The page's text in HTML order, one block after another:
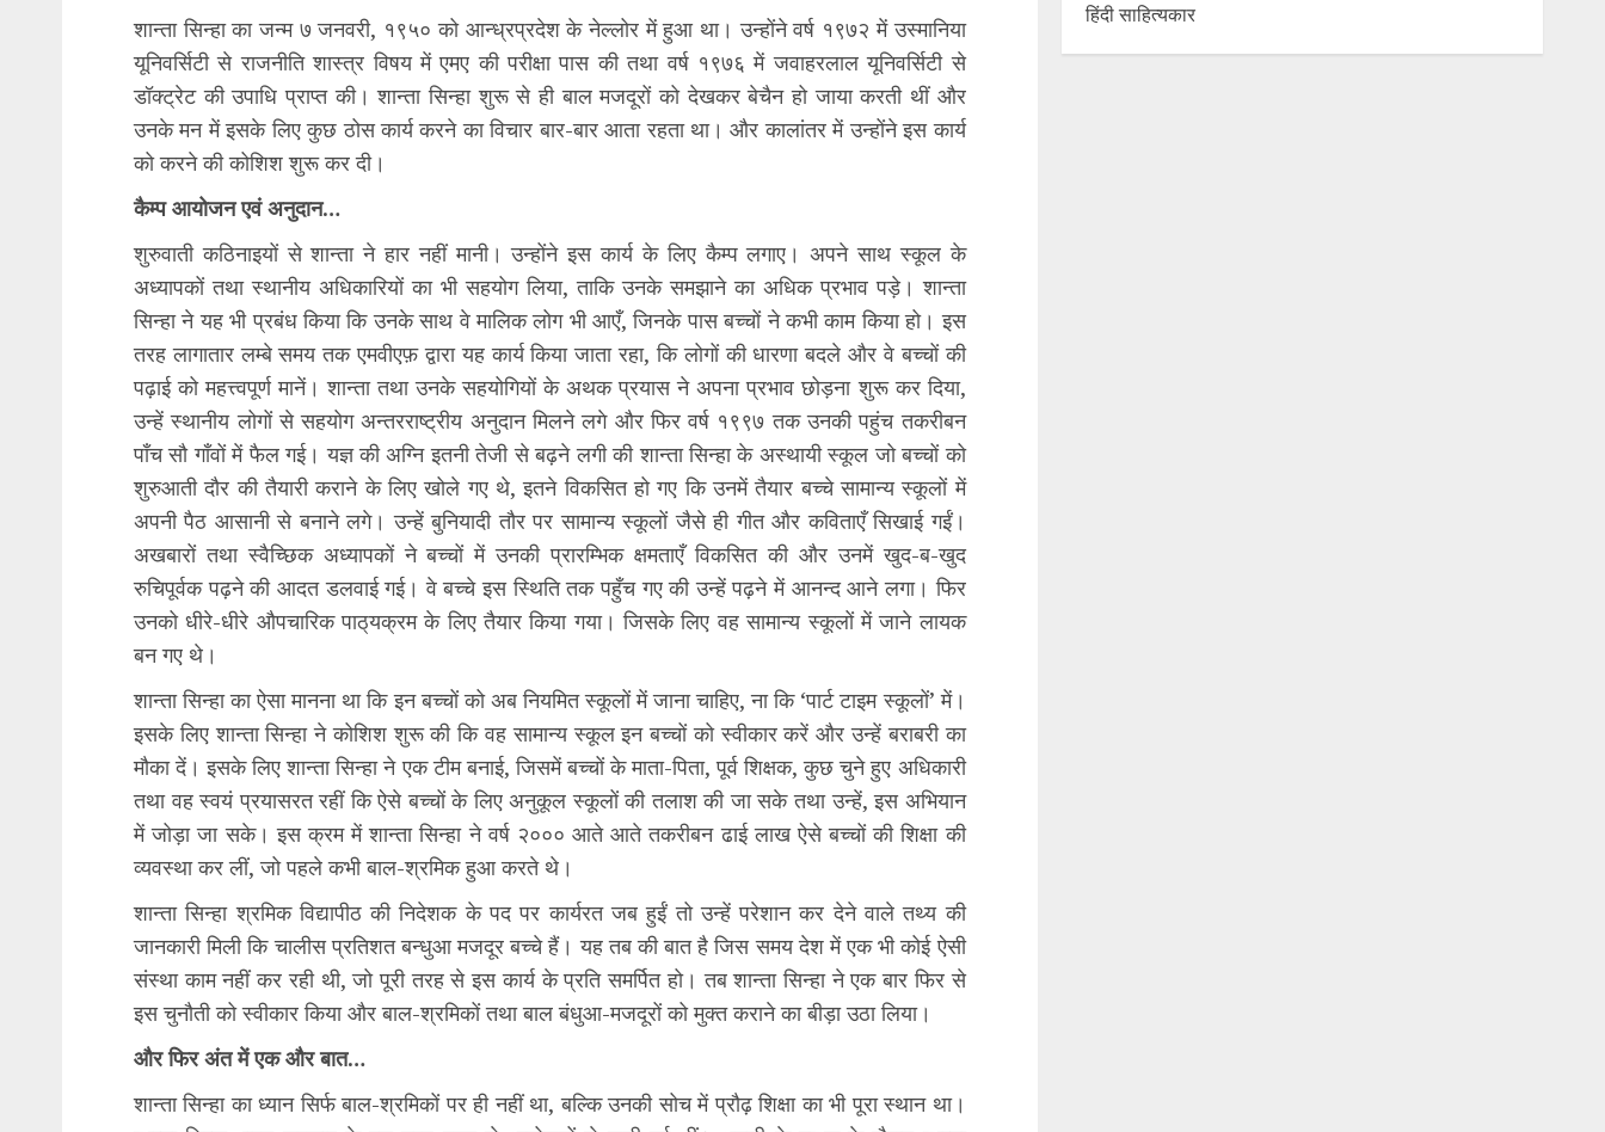
शान्ता सिन्हा का जन्म ७ जनवरी, १९५० को आन्ध्रप्रदेश के नेल्लोर में हुआ था। उन्होंने वर्ष १९७२ में उस्मानिया
यूनिवर्सिटी से राजनीति शास्त्र विषय में एमए की परीक्षा पास की तथा वर्ष १९७६ में जवाहरलाल यूनिवर्सिटी से
डॉक्ट्रेट की उपाधि प्राप्त की। शान्ता सिन्हा शुरू से ही बाल मजदूरों को देखकर बेचैन हो जाया करती थीं और
उनके मन में इसके लिए कुछ ठोस कार्य करने का विचार बार-बार आता रहता था। और कालांतर में उन्होंने इस कार्य
को करने की कोशिश शुरू कर दी।
कैम्प आयोजन एवं अनुदान…
शुरुवाती कठिनाइयों से शान्ता ने हार नहीं मानी। उन्होंने इस कार्य के लिए कैम्प लगाए। अपने साथ स्कूल के
अध्यापकों तथा स्थानीय अधिकारियों का भी सहयोग लिया, ताकि उनके समझाने का अधिक प्रभाव पड़े। शान्ता
सिन्हा ने यह भी प्रबंध किया कि उनके साथ वे मालिक लोग भी आएँ, जिनके पास बच्चों ने कभी काम किया हो। इस
तरह लागातार लम्बे समय तक एमवीएफ़ द्वारा यह कार्य किया जाता रहा, कि लोगों की धारणा बदले और वे बच्चों की
पढ़ाई को महत्त्वपूर्ण मानें। शान्ता तथा उनके सहयोगियों के अथक प्रयास ने अपना प्रभाव छोड़ना शुरू कर दिया,
उन्हें स्थानीय लोगों से सहयोग अन्तरराष्ट्रीय अनुदान मिलने लगे और फिर वर्ष १९९७ तक उनकी पहुंच तकरीबन
पाँच सौ गाँवों में फैल गई। यज्ञ की अग्नि इतनी तेजी से बढ़ने लगी की शान्ता सिन्हा के अस्थायी स्कूल जो बच्चों को
शुरुआती दौर की तैयारी कराने के लिए खोले गए थे, इतने विकसित हो गए कि उनमें तैयार बच्चे सामान्य स्कूलों में
अपनी पैठ आसानी से बनाने लगे। उन्हें बुनियादी तौर पर सामान्य स्कूलों जैसे ही गीत और कविताएँ सिखाई गईं।
अखबारों तथा स्वैच्छिक अध्यापकों ने बच्चों में उनकी प्रारम्भिक क्षमताएँ विकसित की और उनमें खुद-ब-खुद
रुचिपूर्वक पढ़ने की आदत डलवाई गई। वे बच्चे इस स्थिति तक पहुँच गए की उन्हें पढ़ने में आनन्द आने लगा। फिर
उनको धीरे-धीरे औपचारिक पाठ्‌यक्रम के लिए तैयार किया गया। जिसके लिए वह सामान्य स्कूलों में जाने लायक
बन गए थे।
शान्ता सिन्हा का ऐसा मानना था कि इन बच्चों को अब नियमित स्कूलों में जाना चाहिए, ना कि ‘पार्ट टाइम स्कूलों’ में।
इसके लिए शान्ता सिन्हा ने कोशिश शुरू की कि वह सामान्य स्कूल इन बच्चों को स्वीकार करें और उन्हें बराबरी का
मौका दें। इसके लिए शान्ता सिन्हा ने एक टीम बनाई, जिसमें बच्चों के माता-पिता, पूर्व शिक्षक, कुछ चुने हुए अधिकारी
तथा वह स्वयं प्रयासरत रहीं कि ऐसे बच्चों के लिए अनुकूल स्कूलों की तलाश की जा सके तथा उन्हें, इस अभियान
में जोड़ा जा सके। इस क्रम में शान्ता सिन्हा ने वर्ष २००० आते आते तकरीबन ढाई लाख ऐसे बच्चों की शिक्षा की
व्यवस्था कर लीं, जो पहले कभी बाल-श्रमिक हुआ करते थे।
शान्ता सिन्हा श्रमिक विद्यापीठ की निदेशक के पद पर कार्यरत जब हुईं तो उन्हें परेशान कर देने वाले तथ्य की
जानकारी मिली कि चालीस प्रतिशत बन्धुआ मजदूर बच्चे हैं। यह तब की बात है जिस समय देश में एक भी कोई ऐसी
संस्था काम नहीं कर रही थी, जो पूरी तरह से इस कार्य के प्रति समर्पित हो। तब शान्ता सिन्हा ने एक बार फिर से
इस चुनौती को स्वीकार किया और बाल-श्रमिकों तथा बाल बंधुआ-मजदूरों को मुक्त कराने का बीड़ा उठा लिया।
और फिर अंत में एक और बात…
शान्ता सिन्हा का ध्यान सिर्फ बाल-श्रमिकों पर ही नहीं था, बल्कि उनकी सोच में प्रौढ़ शिक्षा का भी पूरा स्थान था।
हिंदी साहित्यकार